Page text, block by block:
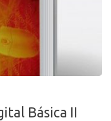
Básica II